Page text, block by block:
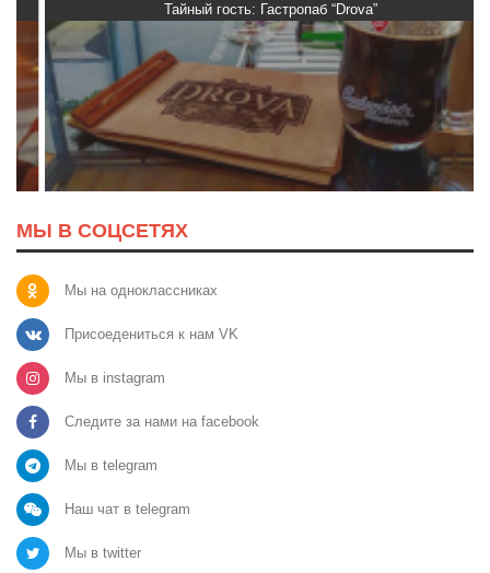
Тайный гость: Гастропаб “Drova”
МЫ В СОЦСЕТЯХ
Мы на одноклассниках
Присоедениться к нам VK
Мы в instagram
Следите за нами на facebook
Мы в telegram
Наш чат в telegram
Мы в twitter